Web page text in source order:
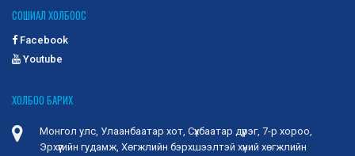
СОШИАЛ ХОЛБООС
Facebook
Youtube
ХОЛБОО БАРИХ
Монгол улс, Улаанбаатар хот, Сүхбаатар дүүрэг, 7-р хороо,
Эрхүүгийн гудамж, Хөгжлийн бэрхшээлтэй хүний хөгжлийн